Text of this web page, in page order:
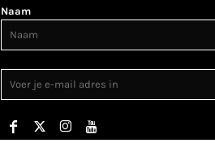
Naam